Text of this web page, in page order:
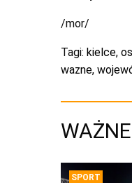
/mor/
Tagi: kielce,
wazne,
SPORT